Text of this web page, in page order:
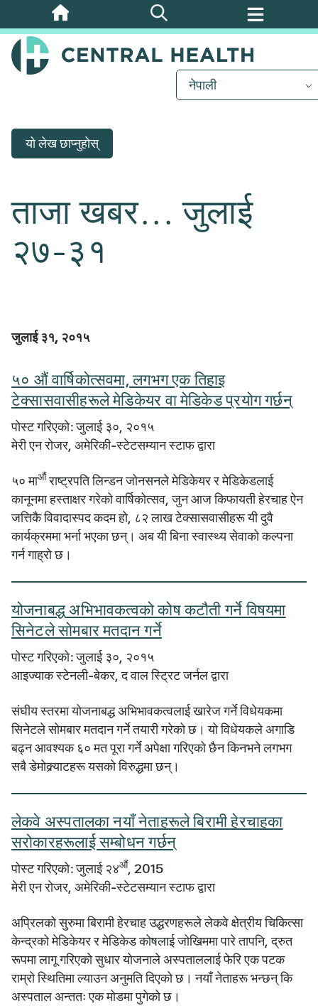
मुख्य
सामग्रीमा
जानुहोस्
नेपाली
यो लेख छाप्नुहोस्
ताजा खबर... जुलाई
२७-३१
जुलाई ३१, २०१५
५० औं वार्षिकोत्सवमा, लगभग एक तिहाइ
टेक्सासवासीहरूले मेडिकेयर वा मेडिकेड प्रयोग गर्छन्
पोस्ट गरिएको: जुलाई ३०, २०१५
मेरी एन रोजर, अमेरिकी-स्टेटसम्यान स्टाफ द्वारा
५० माऔंराष्ट्रपति लिन्डन जोनसनले मेडिकेयर र मेडिकेडलाई
कानूनमा हस्ताक्षर गरेको वार्षिकोत्सव, जुन आज किफायती हेरचाह ऐन
जत्तिकै विवादास्पद कदम हो, ८२ लाख टेक्सासवासीहरू यी दुवै
कार्यक्रममा भर्ना भएका छन्। अब यी बिना स्वास्थ्य सेवाको कल्पना
गर्न गाह्रो छ।
योजनाबद्ध अभिभावकत्वको कोष कटौती गर्ने विषयमा
सिनेटले सोमबार मतदान गर्ने
पोस्ट गरिएको: जुलाई ३०, २०१५
आइज्याक स्टेनली-बेकर, द वाल स्ट्रिट जर्नल द्वारा
संघीय स्तरमा योजनाबद्ध अभिभावकत्वलाई खारेज गर्ने विधेयकमा
सिनेटले सोमबार मतदान गर्ने तयारी गरेको छ। यो विधेयकले अगाडि
बढ्न आवश्यक ६० मत पूरा गर्ने अपेक्षा गरिएको छैन किनभने लगभग
सबै डेमोक्र्याटहरू यसको विरुद्धमा छन्।
लेकवे अस्पतालका नयाँ नेताहरूले बिरामी हेरचाहका
सरोकारहरूलाई सम्बोधन गर्छन्
पोस्ट गरिएको: जुलाई २४औं, 2015
मेरी एन रोजर, अमेरिकी-स्टेटसम्यान स्टाफ द्वारा
अप्रिलको सुरुमा बिरामी हेरचाह उद्धरणहरूले लेकवे क्षेत्रीय चिकित्सा
केन्द्रको मेडिकेयर र मेडिकेड कोषलाई जोखिममा पारे तापनि, द्रुत
रूपमा लागू गरिएको सुधार योजनाले अस्पताललाई फेरि एक पटक
राम्रो स्थितिमा ल्याउन अनुमति दिएको छ। नयाँ नेताहरू भन्छन् कि
अस्पताल अन्ततः एक मोडमा पुगेको छ।